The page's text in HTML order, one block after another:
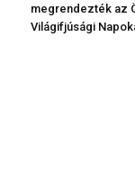
megrendezték az
Világifjúsági